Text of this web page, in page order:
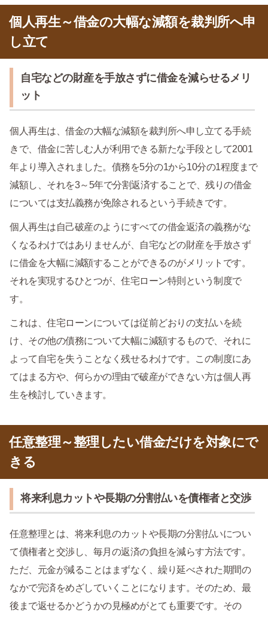
個人再生～借金の大幅な減額を裁判所へ申
し立て
自宅などの財産を手放さずに借金を減らせるメリ
ット
個人再生は、借金の大幅な減額を裁判所へ申し立てる手続
きで、借金に苦しむ人が利用できる新たな手段として2001
年より導入されました。債務を5分の1から10分の1程度まで
減額し、それを3～5年で分割返済することで、残りの借金
については支払義務が免除されるという手続きです。
個人再生は自己破産のようにすべての借金返済の義務がな
くなるわけではありませんが、自宅などの財産を手放さず
に借金を大幅に減額することができるのがメリットです。
それを実現するひとつが、住宅ローン特則という制度で
す。
これは、住宅ローンについては従前どおりの支払いを続
け、その他の債務について大幅に減額するもので、それに
よって自宅を失うことなく残せるわけです。この制度にあ
てはまる方や、何らかの理由で破産ができない方は個人再
生を検討していきます。
任意整理～整理したい借金だけを対象にで
きる
将来利息カットや長期の分割払いを債権者と交渉
任意整理とは、将来利息のカットや長期の分割払いについ
て債権者と交渉し、毎月の返済の負担を減らす方法です。
ただ、元金が減ることはまずなく、繰り延べされた期間の
なかで完済をめざしていくことになります。そのため、最
後まで返せるかどうかの見極めがとても重要です。その